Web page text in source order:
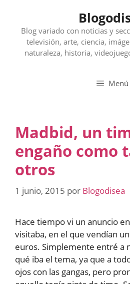
contenidoBlog variado con noticias y
televisión, arte, ciencia,
naturaleza, historia,
Menú
Madbid, un
engaño como
otros
1 junio, 2015 por Blogodisea
Hace tiempo vi un anuncio
visitaba, en el que vendían
euros. Simplemente entré a
qué iba el tema, ya que a
ojos con las gangas, pero